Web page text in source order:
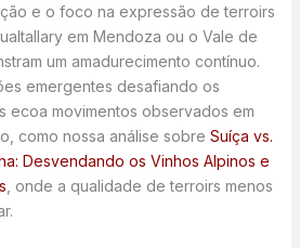
e o foco na expressão de terroirs
em Mendoza ou o Vale de
um amadurecimento contínuo.
emergentes desafiando os
ecoa movimentos observados em
como nossa análise sobre Suíça vs.
Desvendando os Vinhos Alpinos e
, onde a qualidade de terroirs menos